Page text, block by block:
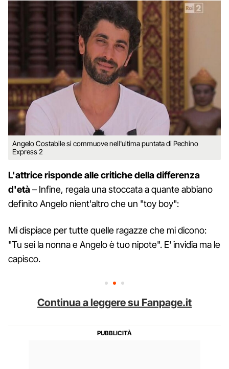
Angelo Costabile si commuove nell'ultima puntata di Pechino
Express 2
L'attrice risponde alle critiche della differenza
d'età– Infine, regala una stoccata a quante abbiano
definito Angelo nient'altro che un "toy boy":
Mi dispiace per tutte quelle ragazze che mi dicono:
"Tu sei la nonna e Angelo è tuo nipote". E' invidia ma le
capisco.
Continua a leggere su Fanpage.it